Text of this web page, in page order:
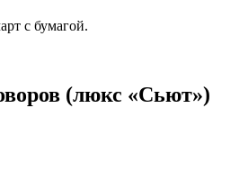
с бумагой.
(люкс «Сьют»)